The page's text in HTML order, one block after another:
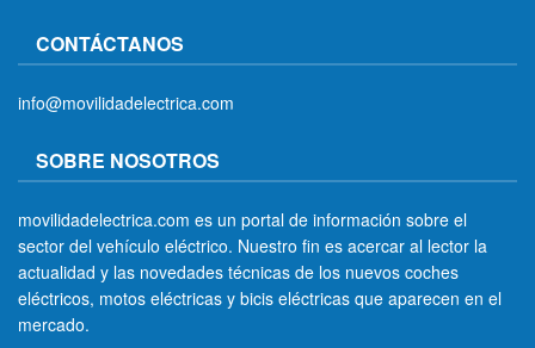
CONTÁCTANOS
info@movilidadelectrica.com
SOBRE NOSOTROS
movilidadelectrica.com es un portal de información sobre el
sector del vehículo eléctrico. Nuestro fin es acercar al lector la
actualidad y las novedades técnicas de los nuevos coches
eléctricos, motos eléctricas y bicis eléctricas que aparecen en el
mercado.